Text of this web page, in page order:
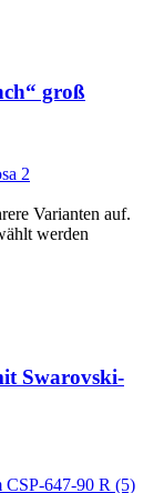
groß
Varianten auf.
werden
Swarovski-